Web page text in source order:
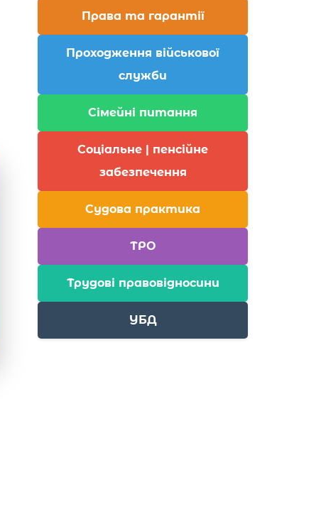
Права та гарантії
Проходження військової
служби
Сімейні питання
Соціальне | пенсійне
забезпечення
Судова практика
ТРО
Трудові правовідносини
УБД